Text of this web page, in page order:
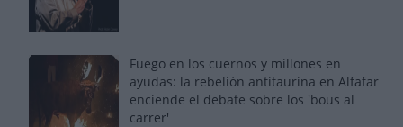
Fuego en los cuernos y millones en
ayudas: la rebelión antitaurina en Alfafar
enciende el debate sobre los 'bous al
carrer'